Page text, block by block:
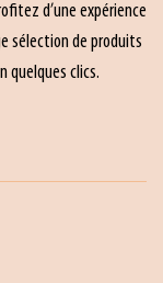
d’une expérience
sélection de produits
quelques clics.